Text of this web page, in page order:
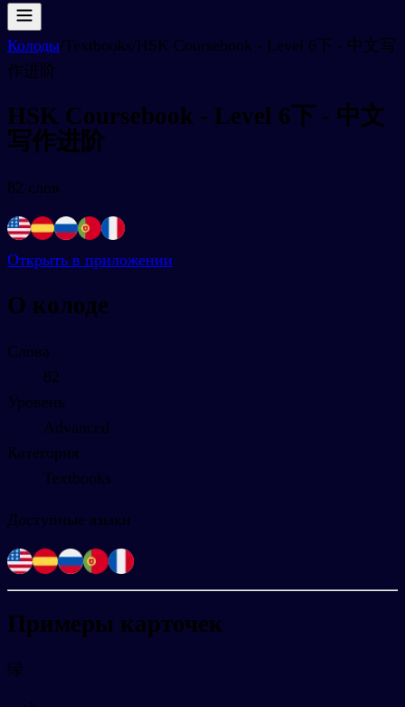
Колоды/Textbooks/HSK Coursebook - Level 6下 - 中文写
作进阶
HSK Coursebook - Level 6下 - 中文
写作进阶
82 слов
Открыть в приложении
О колоде
Слова
82
Уровень
Advanced
Категория
Textbooks
Доступные языки
Примеры карточек
绿